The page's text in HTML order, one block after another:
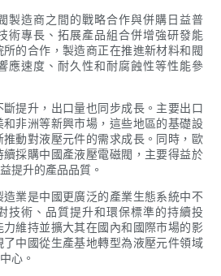
製造商之間的戰略合作與併購日益普
術專長、拓展產品組合併增強研發能
的合作，製造商正在推進新材料和閥
應速度、耐久性和耐腐蝕性等性能參
提升，出口量也同步成長。主要出口
非洲等新興市場，這些地區的基礎設
動對液壓元件的需求成長。同時，歐
採購中國產液壓電磁閥，主要得益於
提升的產品品質。
業是中國更廣泛的產業生態系統中不
技術、品質提升和環保標準的持續投
力維持並擴大其在國內和國際市場的影
中國從生產基地轉型為液壓元件領域
心。